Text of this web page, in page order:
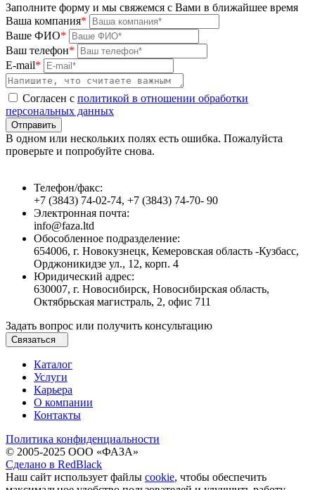
Заполните форму и мы свяжемся с Вами в ближайшее время
Ваша компания*
Ваше ФИО*
Ваш телефон*
E-mail*
Согласен с политикой в отношении обработки
персональных данных
Отправить
В одном или нескольких полях есть ошибка. Пожалуйста
проверьте и попробуйте снова.
Телефон/факс:
+7 (3843) 74-02-74, +7 (3843) 74-70- 90
Электронная почта:
info@faza.ltd
Обособленное подразделение:
654006, г. Новокузнецк, Кемеровская область -Кузбасс,
Орджоникидзе ул., 12, корп. 4
Юридический адрес:
630007, г. Новосибирск, Новосибирская область,
Октябрьская магистраль, 2, офис 711
Задать вопрос или получить консультацию
Связаться
Каталог
Услуги
Карьера
О компании
Контакты
Политика конфиденциальности
© 2005-2025 ООО «ФАЗА»
Сделано в RedBlack
Наш сайт использует файлы cookie, чтобы обеспечить